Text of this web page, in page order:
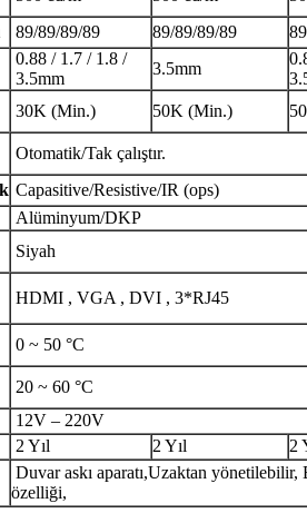
89/89/89/89 89/89/89/89
0.88 / 1.7 / 1.8 /
3.5mm
3.5mm
30K (Min.) 50K (Min.)
Otomatik/Tak çalıştır.
Capasitive/Resistive/IR (ops)
Alüminyum/DKP
Siyah
HDMI , VGA , DVI , 3*RJ45
0 ~ 50 °C
20 ~ 60 °C
12V – 220V
2 Yıl 2 Yıl
2
Duvar askı aparatı,Uzaktan
özelliği,